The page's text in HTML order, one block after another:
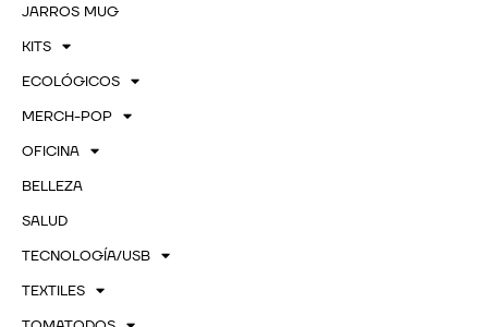
JARROS MUG
KITS
ECOLÓGICOS
MERCH-POP
OFICINA
BELLEZA
SALUD
TECNOLOGÍA/USB
TEXTILES